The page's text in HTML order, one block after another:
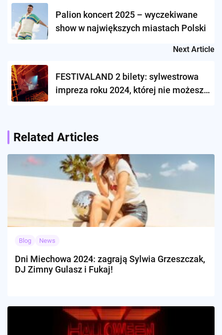
navigationPalion koncert 2025 – wyczekiwane
show w największych miastach Polski
Next Article
FESTIVALAND 2 bilety: sylwestrowa
impreza roku 2024, której nie możesz
Related Articles
Blog News
Dni Miechowa 2024: zagrają Sylwia Grzeszczak,
DJ Zimny Gulasz i Fukaj!